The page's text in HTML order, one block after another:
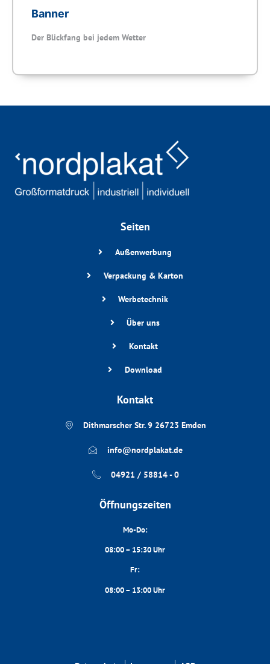
Banner
Der Blickfang bei jedem Wetter
Seiten
Außenwerbung
Verpackung & Karton
Werbetechnik
Über uns
Kontakt
Download
Kontakt
Dithmarscher Str. 9 26723 Emden
info@nordplakat.de
04921 / 58814 - 0
Öffnungszeiten
Mo-Do:
08:00 – 15:30 Uhr
Fr:
08:00 – 13:00 Uhr